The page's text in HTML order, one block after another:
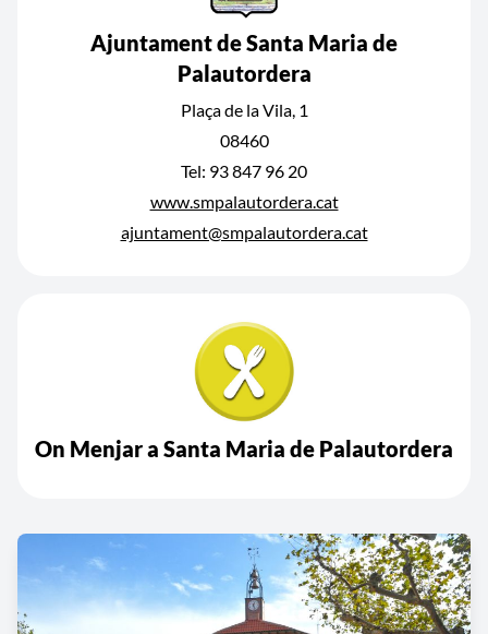
Ajuntament de Santa Maria de
Palautordera
Plaça de la Vila, 1
08460
Tel: 93 847 96 20
www.smpalautordera.cat
ajuntament@smpalautordera.cat
On Menjar a Santa Maria de Palautordera